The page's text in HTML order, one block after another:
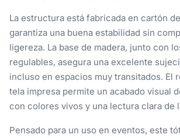
La estructura está fabricada en cartón
garantiza una buena estabilidad sin
ligereza. La base de madera, junto con
regulables, asegura una excelente
incluso en espacios muy transitados. El
tela impresa permite un acabado visual
con colores vivos y una lectura clara de
Pensado para un uso en eventos, este